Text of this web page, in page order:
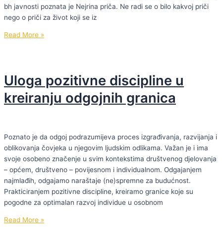
bh javnosti poznata je Nejrina priča. Ne radi se o bilo kakvoj priči
nego o priči za život koji se iz
Trideset
podcasta
Read More »
Uloga pozitivne discipline u
kreiranju odgojnih granica
Poznato je da odgoj podrazumijeva proces izgrađivanja, razvijanja i
oblikovanja čovjeka u njegovim ljudskim odlikama. Važan je i ima
svoje osobeno značenje u svim kontekstima društvenog djelovanja
– općem, društveno – povijesnom i individualnom. Odgajanjem
najmlađih, odgajamo naraštaje (ne)spremne za budućnost.
Prakticiranjem pozitivne discipline, kreiramo granice koje su
pogodne za optimalan razvoj individue u osobnom
Uloga
Read More »